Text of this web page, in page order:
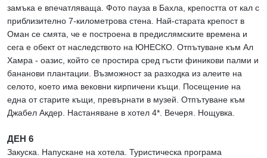
замъка е впечатляваща. Фото пауза в Бахла, крепостта от кал с
приблизително 7-километрова стена. Най-старата крепост в
Оман се смята, че е построена в предислямските времена и
сега е обект от наследството на ЮНЕСКО. Отпътуване към Ал
Хамра - оазис, който се простира сред гъсти финикови палми и
бананови плантации. Възможност за разходка из алеите на
селото, което има вековни кирпичени къщи. Посещение на
една от старите къщи, превърнати в музей. Отпътуване към
Джабел Акдер. Настаняване в хотел 4*. Вечеря. Нощувка.
ДЕН 6
Закуска. Напускане на хотела. Туристическа програма